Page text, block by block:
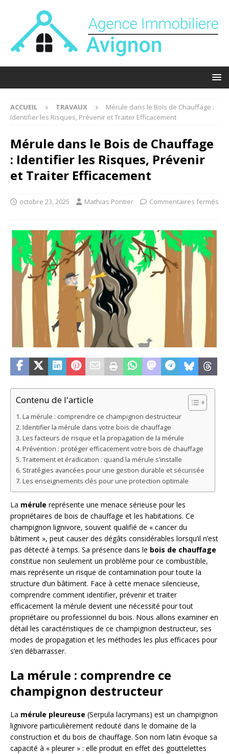
ACCUEIL TRAVAUX
Mérule dans le Bois de Chauffage :
Identifier les Risques, Prévenir et Traiter Efficacement
Mérule dans le Bois de Chauffage
: Identifier les Risques, Prévenir
et Traiter Efficacement
octobre 23, 2025 Mathias Pontier Commentaires fermés
Contenu de l'article
La mérule : comprendre ce champignon destructeur
Identifier la mérule dans votre bois de chauffage
Les facteurs de risque et la propagation de la mérule
Prévention : protéger efficacement votre bois de chauffage
Traitement et éradication : quand la mérule s’installe
Stratégies avancées pour une gestion durable et sécurisée
Les enseignements clés pour une protection optimale
La mérule représente une menace sérieuse pour les
propriétaires de bois de chauffage et les habitations. Ce
champignon lignivore, souvent qualifié de « cancer du
bâtiment », peut causer des dégâts considérables lorsqu’il n’est
pas détecté à temps. Sa présence dans le bois de chauffage
constitue non seulement un problème pour ce combustible,
mais représente un risque de contamination pour toute la
structure d’un bâtiment. Face à cette menace silencieuse,
comprendre comment identifier, prévenir et traiter
efficacement la mérule devient une nécessité pour tout
propriétaire ou professionnel du bois. Nous allons examiner en
détail les caractéristiques de ce champignon destructeur, ses
modes de propagation et les méthodes les plus efficaces pour
s’en débarrasser.
La mérule : comprendre ce
champignon destructeur
La mérule pleureuse (Serpula lacrymans) est un champignon
lignivore particulièrement redouté dans le domaine de la
construction et du bois de chauffage. Son nom latin évoque sa
capacité à « pleurer » : elle produit en effet des gouttelettes